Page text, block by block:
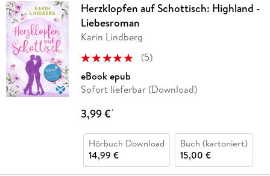
Herzklopfen auf Schottisch: Highland -
Liebesroman
Karin Lindberg
(5)
eBook epub
Sofort lieferbar (Download)
3,99 €*
Hörbuch Download
14,99 €
Buch (kartoniert)
15,00 €